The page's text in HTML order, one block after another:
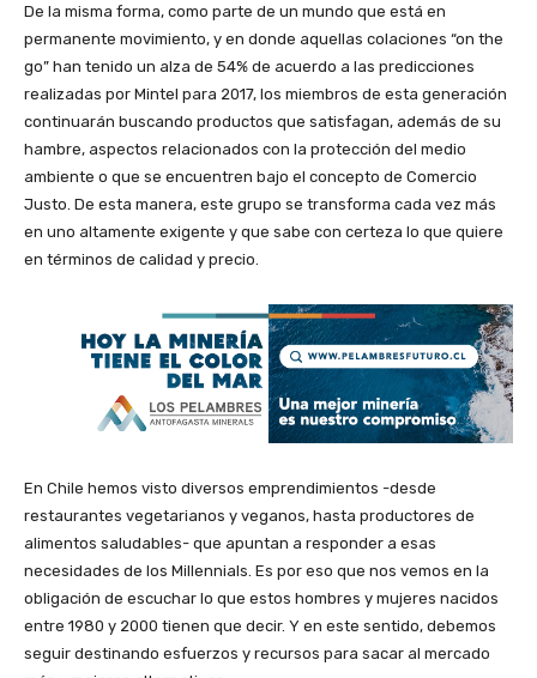
De la misma forma, como parte de un mundo que está en
permanente movimiento, y en donde aquellas colaciones “on the
go” han tenido un alza de 54% de acuerdo a las predicciones
realizadas por Mintel para 2017, los miembros de esta generación
continuarán buscando productos que satisfagan, además de su
hambre, aspectos relacionados con la protección del medio
ambiente o que se encuentren bajo el concepto de Comercio
Justo. De esta manera, este grupo se transforma cada vez más
en uno altamente exigente y que sabe con certeza lo que quiere
en términos de calidad y precio.
En Chile hemos visto diversos emprendimientos -desde
restaurantes vegetarianos y veganos, hasta productores de
alimentos saludables- que apuntan a responder a esas
necesidades de los Millennials. Es por eso que nos vemos en la
obligación de escuchar lo que estos hombres y mujeres nacidos
entre 1980 y 2000 tienen que decir. Y en este sentido, debemos
seguir destinando esfuerzos y recursos para sacar al mercado